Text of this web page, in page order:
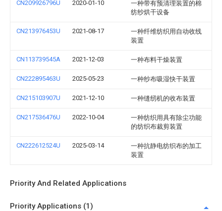
CN209926796U 2020-01-10
一种带有预清理装置的棉
纺纱烘干设备
CN213976453U 2021-08-17
一种纤维纺织用自动收线
装置
CN113739545A 2021-12-03 一种布料干燥装置
CN222895463U 2025-05-23 一种纱布吸湿快干装置
CN215103907U 2021-12-10 一种缝纫机的收布装置
CN217536476U 2022-10-04
一种纺织用具有除尘功能
的纺织布裁剪装置
CN222612524U 2025-03-14
一种抗静电纺织布的加工
装置
Priority And Related Applications
Priority Applications (1)